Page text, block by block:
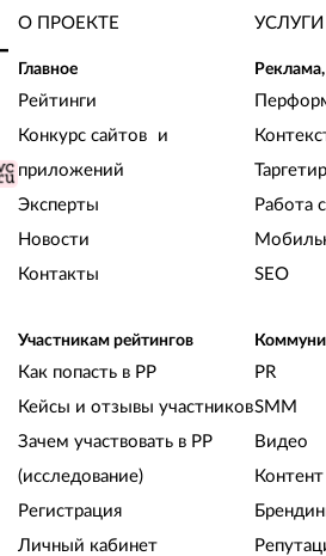
О ПРОЕКТЕ
Главное
Рейтинги
Конкурс сайтов и
приложений
Эксперты
Новости
Контакты
Участникам рейтингов
Как попасть в РР
Кейсы и отзывы участников
Зачем участвовать в РР
(исследование)
Регистрация
Личный кабинет
УСЛУГИ
Работа
SEO
PR
SMM
Видео
Контент